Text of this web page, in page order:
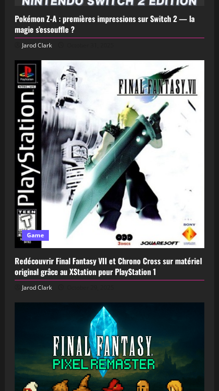
Pokémon Z-A : premières impressions sur Switch 2 — la
magie s’essouffle ?
Jarod Clark
Game
Redécouvrir Final Fantasy VII et Chrono Cross sur matériel
original grâce au XStation pour PlayStation 1
Jarod Clark